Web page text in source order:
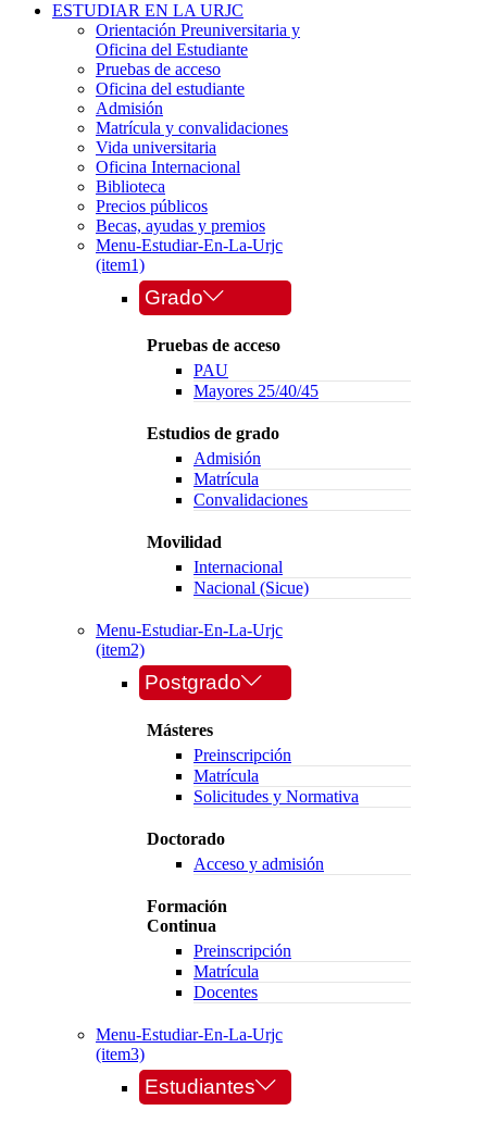
ESTUDIAR EN LA URJC
Orientación Preuniversitaria y
Oficina del Estudiante
Pruebas de acceso
Oficina del estudiante
Admisión
Matrícula y convalidaciones
Vida universitaria
Oficina Internacional
Biblioteca
Precios públicos
Becas, ayudas y premios
Menu-Estudiar-En-La-Urjc
(item1)
Grado
Pruebas de acceso
PAU
Mayores 25/40/45
Estudios de grado
Admisión
Matrícula
Convalidaciones
Movilidad
Internacional
Nacional (Sicue)
Menu-Estudiar-En-La-Urjc
(item2)
Postgrado
Másteres
Preinscripción
Matrícula
Solicitudes y Normativa
Doctorado
Acceso y admisión
Formación
Continua
Preinscripción
Matrícula
Docentes
Menu-Estudiar-En-La-Urjc
(item3)
Estudiantes